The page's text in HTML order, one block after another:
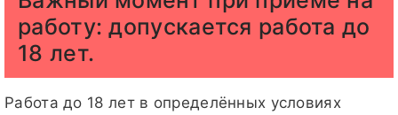
работу: допускается работа до
18 лет.
Работа до 18 лет в определённых условиях